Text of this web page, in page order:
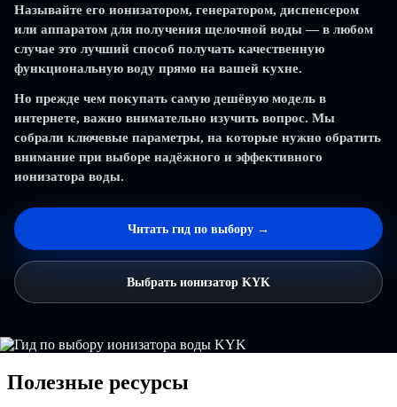
Называйте его ионизатором, генератором, диспенсером
или аппаратом для получения щелочной воды — в любом
случае это лучший способ получать качественную
функциональную воду прямо на вашей кухне.
Но прежде чем покупать самую дешёвую модель в
интернете, важно внимательно изучить вопрос. Мы
собрали ключевые параметры, на которые нужно обратить
внимание при выборе надёжного и эффективного
ионизатора воды.
Читать гид по выбору →
Выбрать ионизатор KYK
Полезные ресурсы